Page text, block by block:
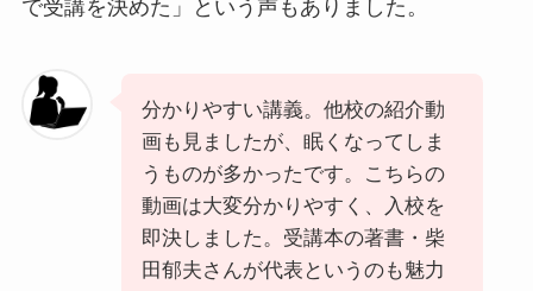
で受講を決めた」という声もありました。
分かりやすい講義。他校の紹介動
画も見ましたが、眠くなってしま
うものが多かったです。こちらの
動画は大変分かりやすく、入校を
即決しました。受講本の著書・柴
田郁夫さんが代表というのも魅力